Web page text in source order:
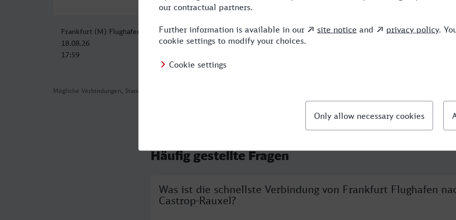
Mögliche Verbindungen, Stand: 2026-08-04 05:45
Frankfurt (M) Flughafen Fernbf
18.08.26
17:59
Castrop-Rauxel Hbf
18.08.26
3:44 1 ERB,ICE
Häufig gestellte Fragen
Was ist die schnellste Verbindung von Frankfurt Flughafen
Castrop-Rauxel?